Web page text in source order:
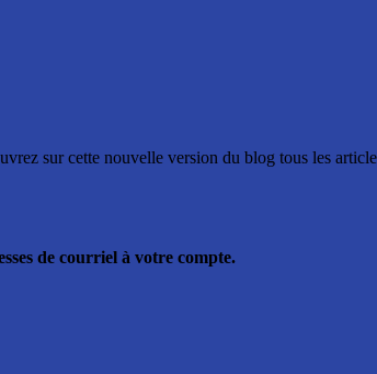
sur cette nouvelle version du blog tous les
de courriel à votre compte.